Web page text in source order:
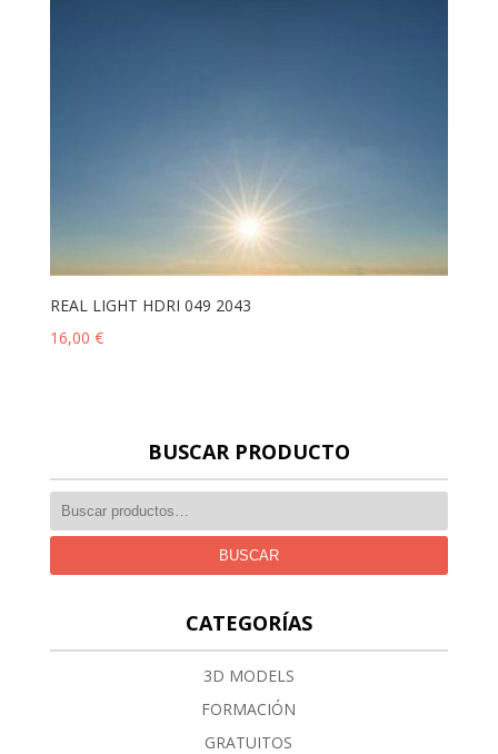
REAL LIGHT HDRI 049 2043
16,00 €
BUSCAR PRODUCTO
BUSCAR
CATEGORÍAS
3D MODELS
FORMACIÓN
GRATUITOS